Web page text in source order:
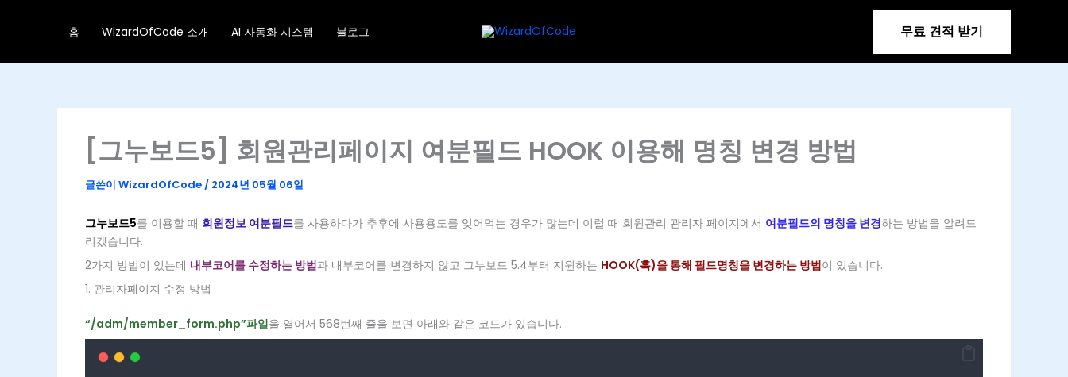
로
홈 WizardOfCode 소개 AI 자동화 시스템 블로그 무료 견적 받기
[그누보드5] 회원관리페이지 여분필드 HOOK 이용해 명칭 변경 방법
글쓴이 WizardOfCode/ 2024년 05월 06일
그누보드5를 이용할 때 회원정보 여분필드를 사용하다가 추후에 사용용도를 잊어먹는 경우가 많는데 이럴 때 회원관리 관리자 페이지에서 여분필드의 명칭을 변경하는 방법을 알려드
리겠습니다.
2가지 방법이 있는데 내부코어를 수정하는 방법과 내부코어를 변경하지 않고 그누보드 5.4부터 지원하는 HOOK(훅)을 통해 필드명칭을 변경하는 방법이 있습니다.
1. 관리자페이지 수정 방법
“/adm/member_form.php”파일을 열어서 568번째 줄을 보면 아래와 같은 코드가 있습니다.